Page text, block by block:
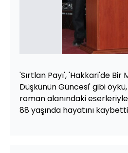
'Sırtlan Payı', 'Hakkari'de Bir
Düşkünün Güncesi' gibi
roman alanındaki
88 yaşında hayatını